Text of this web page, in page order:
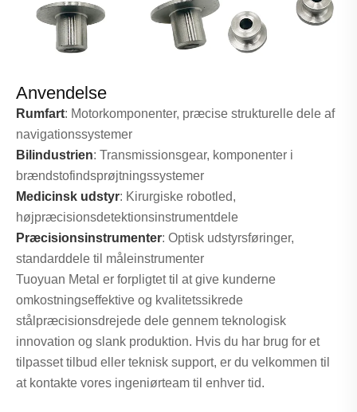
Anvendelse
Rumfart: Motorkomponenter, præcise strukturelle dele af
navigationssystemer
Bilindustrien: Transmissionsgear, komponenter i
brændstofindsprøjtningssystemer
Medicinsk udstyr: Kirurgiske robotled,
højpræcisionsdetektionsinstrumentdele
Præcisionsinstrumenter: Optisk udstyrsføringer,
standarddele til måleinstrumenter
Tuoyuan Metal er forpligtet til at give kunderne
omkostningseffektive og kvalitetssikrede
stålpræcisionsdrejede dele gennem teknologisk
innovation og slank produktion. Hvis du har brug for et
tilpasset tilbud eller teknisk support, er du velkommen til
at kontakte vores ingeniørteam til enhver tid.